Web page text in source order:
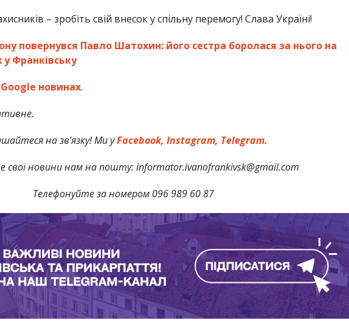
– зробіть свій внесок у спільну перемогу! Слава Україні!
повернувся Павло Шатохин: його сестра боролася за нього на
у Франківську
Google новинах.
на зв’язку! Ми уFacebook, Instagram, Telegram.
свої новини нам на пошту: informator.ivanofrankivsk@gmail.com
Телефонуйте за номером 096 989 60 87